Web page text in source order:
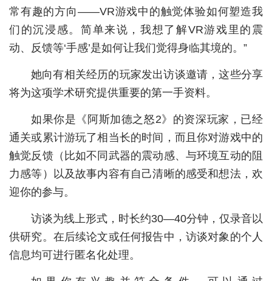
经济
城建
科教
健康
相亲
汽车
房产
创意
文化
常有趣的方向——VR游戏中的触觉体验如何塑造我
们的沉浸感。简单来说，我想了解VR游戏里的震
动、反馈等‘手感’是如何让我们觉得身临其境的。”
她向有相关经历的玩家发出访谈邀请，这些分享
将为这项学术研究提供重要的第一手资料。
如果你是《阿斯加德之怒2》的资深玩家，已经
通关或累计游玩了相当长的时间，而且你对游戏中的
触觉反馈（比如不同武器的震动感、与环境互动的阻
力感等）以及故事内容有自己清晰的感受和想法，欢
迎你的参与。
访谈为线上形式，时长约30—40分钟，仅录音以
供研究。在后续论文或任何报告中，访谈对象的个人
信息均可进行匿名化处理。